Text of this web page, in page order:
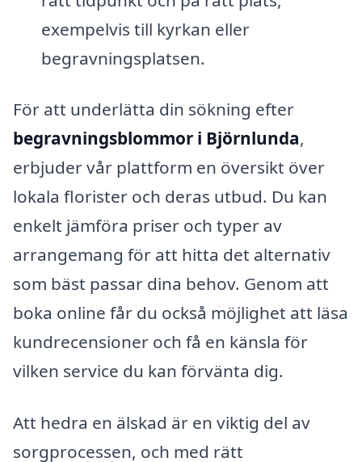
exempelvis till kyrkan eller
begravningsplatsen.
För att underlätta din sökning efter
begravningsblommor i Björnlunda,
erbjuder vår plattform en översikt över
lokala florister och deras utbud. Du kan
enkelt jämföra priser och typer av
arrangemang för att hitta det alternativ
som bäst passar dina behov. Genom att
boka online får du också möjlighet att läsa
kundrecensioner och få en känsla för
vilken service du kan förvänta dig.
Att hedra en älskad är en viktig del av
sorgprocessen, och med rätt